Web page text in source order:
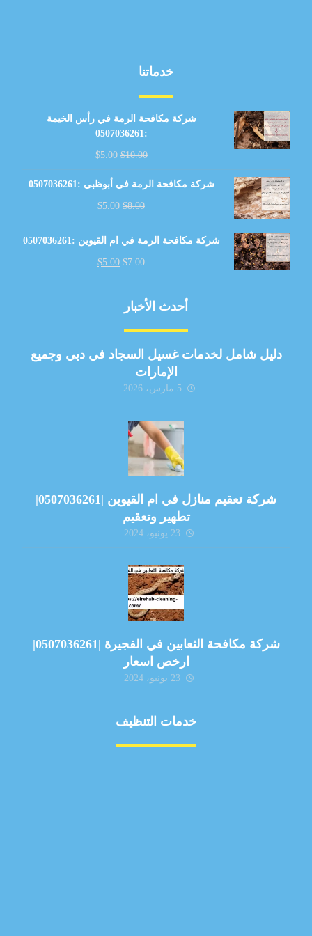
خدماتنا
شركة مكافحة الرمة في رأس الخيمة
:0507036261
$10.00
$5.00
شركة مكافحة الرمة في أبوظبي :0507036261
$8.00
$5.00
شركة مكافحة الرمة في ام القيوين :0507036261
$7.00
$5.00
أحدث الأخبار
دليل شامل لخدمات غسيل السجاد في دبي وجميع
الإمارات
5 مارس، 2026
شركة تعقيم منازل في ام القيوين |0507036261|
تطهير وتعقيم
23 يونيو، 2024
شركة مكافحة الثعابين في الفجيرة |0507036261|
ارخص اسعار
23 يونيو، 2024
خدمات التنظيف